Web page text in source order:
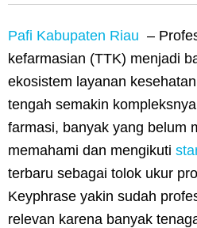
Pafi Kabupaten Riau –
kefarmasian (TTK) menjadi
ekosistem layanan
tengah semakin
farmasi, banyak yang belum
memahami dan mengikuti
terbaru sebagai tolok ukur
Keyphrase yakin sudah
relevan karena banyak